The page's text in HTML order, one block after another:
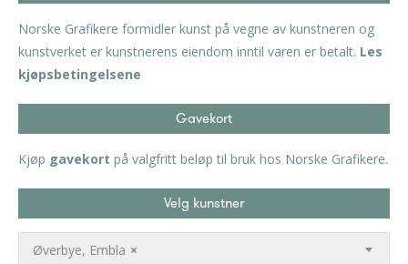
Norske Grafikere formidler kunst på vegne av kunstneren og
kunstverket er kunstnerens eiendom inntil varen er betalt. Les
kjøpsbetingelsene
Gavekort
Kjøp gavekort på valgfritt beløp til bruk hos Norske Grafikere.
Velg kunstner
×
Øverbye, Embla